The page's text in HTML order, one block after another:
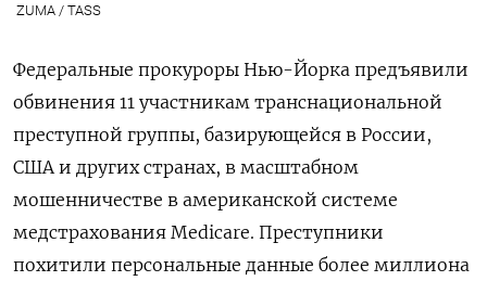
ZUMA / TASS
Федеральные прокуроры Нью-Йорка предъявили
обвинения 11 участникам транснациональной
преступной группы, базирующейся в России,
США и других странах, в масштабном
мошенничестве в американской системе
медстрахования Medicare. Преступники
похитили персональные данные более миллиона